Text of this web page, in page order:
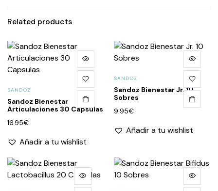
Related products
SANDOZ
Sandoz Bienestar
Articulaciones 30 Capsulas
16.95€
Añadir a tu wishlist
SANDOZ
Sandoz Bienestar Jr. 10
Sobres
9.95€
Añadir a tu wishlist